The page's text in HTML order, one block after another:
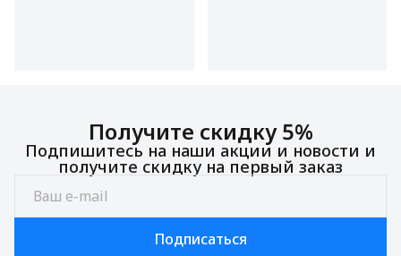
Получите скидку 5%
Подпишитесь на наши акции и новости и
получите скидку на первый заказ
Подписаться